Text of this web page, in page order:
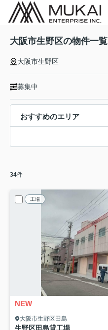
大阪市生野区の物件一覧
大阪市生野区
募集中
おすすめのエリア
34件
工場
NEW
大阪市生野区田島
生野区田島貸工場